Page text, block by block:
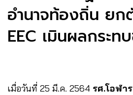
อำนาจท้องถิ่น​ ยก​
EEC​ เมินผลกระท
เมื่อวันที่​ 25​ มี.ค.​ 2564​ รศ.โอฬา